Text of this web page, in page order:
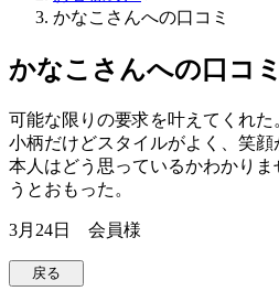
かなこさんへの口コミ
かなこさんへの口コミ
可能な限りの要求を叶えてくれた
小柄だけどスタイルがよく、笑顔
本人はどう思っているかわかり
うとおもった。
3月24日 会員様